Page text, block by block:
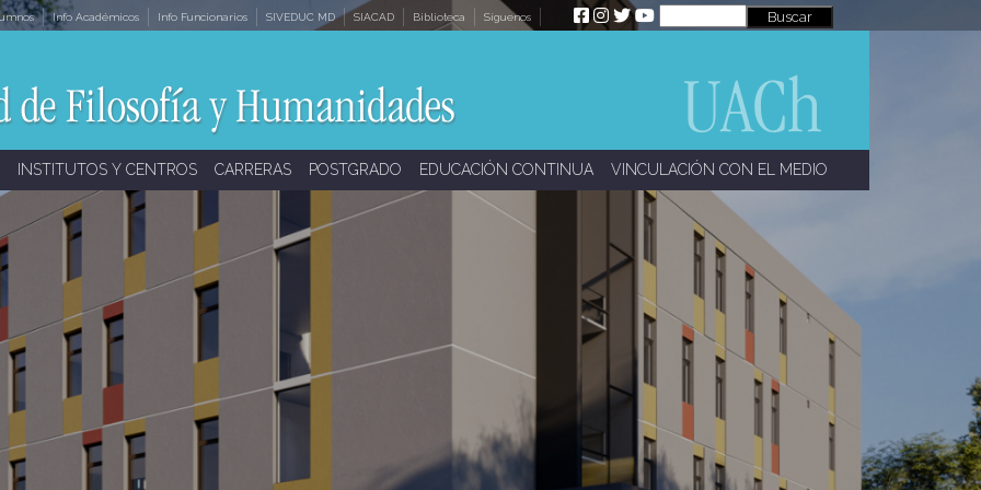
Info Académicos Info Funcionarios SIVEDUC MD SIACAD Biblioteca Síguenos
INSTITUTOS Y CENTROS CARRERAS POSTGRADO EDUCACIÓN CONTINUA VINCULACIÓN CON EL MEDIO